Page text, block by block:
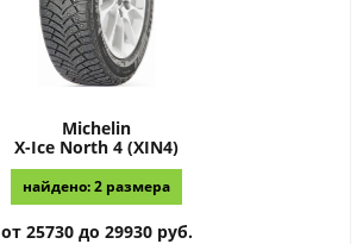
Michelin
X-Ice North 4 (XIN4)
найдено: 2 размера
от 25730 до 29930 руб.